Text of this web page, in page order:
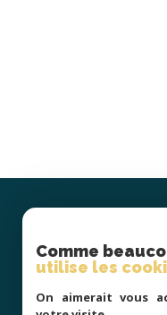
Comme
utilise les
On aimerait vous